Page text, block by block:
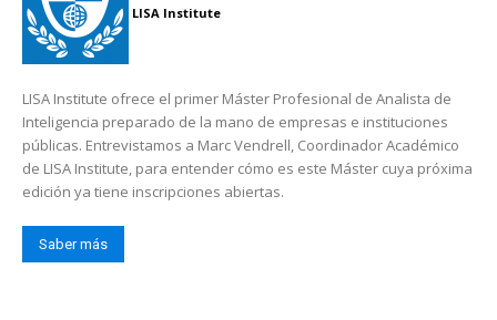
LISA Institute
LISA Institute ofrece el primer Máster Profesional de Analista de
Inteligencia preparado de la mano de empresas e instituciones
públicas. Entrevistamos a Marc Vendrell, Coordinador Académico
de LISA Institute, para entender cómo es este Máster cuya próxima
edición ya tiene inscripciones abiertas.
Saber más